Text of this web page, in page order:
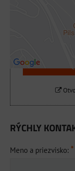
Prajete
Povoliť a
RÝCHLY
Meno a priezvisko: *